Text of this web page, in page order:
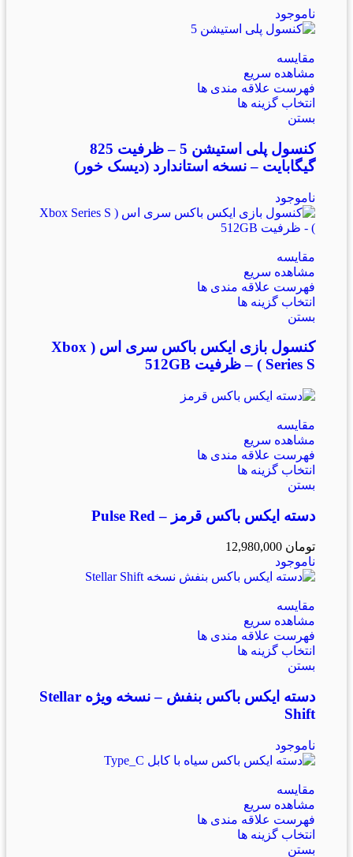
ناموجود
مقایسه
مشاهده سریع
فهرست علاقه مندی ها
انتخاب گزینه ها
بستن
کنسول پلی استیشن 5 – ظرفیت 825
گیگابایت – نسخه استاندارد (دیسک خور)
ناموجود
مقایسه
مشاهده سریع
فهرست علاقه مندی ها
انتخاب گزینه ها
بستن
کنسول بازی ایکس باکس سری اس ( Xbox
Series S ) – ظرفیت 512GB
مقایسه
مشاهده سریع
فهرست علاقه مندی ها
انتخاب گزینه ها
بستن
دسته ایکس باکس قرمز – Pulse Red
تومان
ناموجود
مقایسه
مشاهده سریع
فهرست علاقه مندی ها
انتخاب گزینه ها
بستن
دسته ایکس باکس بنفش – نسخه ویژه Stellar
Shift
ناموجود
مقایسه
مشاهده سریع
فهرست علاقه مندی ها
انتخاب گزینه ها
بستن